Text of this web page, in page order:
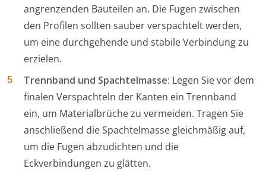
angrenzenden Bauteilen an. Die Fugen zwischen
den Profilen sollten sauber verspachtelt werden,
um eine durchgehende und stabile Verbindung zu
erzielen.
Trennband und Spachtelmasse: Legen Sie vor dem
finalen Verspachteln der Kanten ein Trennband
ein, um Materialbrüche zu vermeiden. Tragen Sie
anschließend die Spachtelmasse gleichmäßig auf,
um die Fugen abzudichten und die
Eckverbindungen zu glätten.